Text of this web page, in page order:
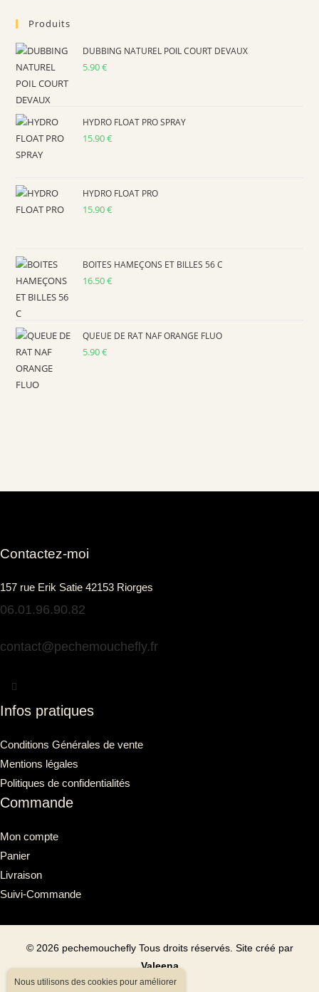
Produits
DUBBING NATUREL POIL COURT DEVAUX
5.90€
HYDRO FLOAT PRO SPRAY
15.90€
HYDRO FLOAT PRO
15.90€
BOITES HAMEÇONS ET BILLES 56 C
16.50€
QUEUE DE RAT NAF ORANGE FLUO
5.90€
Nous utilisons des cookies pour améliorer
Contactez-moi
157 rue Erik Satie 42153 Riorges
06.01.96.90.82
contact@pechemouchefly.fr
Infos pratiques
Conditions Générales de vente
Mentions légales
Politiques de confidentialités
Commande
Mon compte
Panier
Livraison
Suivi-Commande
© 2026pechemouchefly Tous droits réservés. Site créé par
Valeena